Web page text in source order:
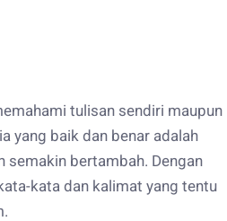
tulisan sendiri maupun
yang baik dan benar adalah
semakin bertambah. Dengan
kata dan kalimat yang tentu